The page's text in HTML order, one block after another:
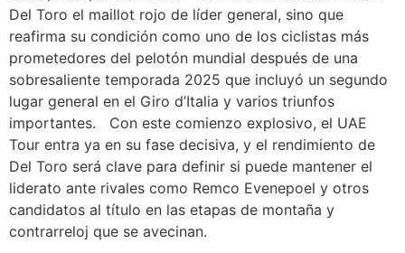
Del Toro el maillot rojo de líder general, sino que
reafirma su condición como uno de los ciclistas más
prometedores del pelotón mundial después de una
sobresaliente temporada 2025 que incluyó un segundo
lugar general en el Giro d’Italia y varios triunfos
importantes. Con este comienzo explosivo, el UAE
Tour entra ya en su fase decisiva, y el rendimiento de
Del Toro será clave para definir si puede mantener el
liderato ante rivales como Remco Evenepoel y otros
candidatos al título en las etapas de montaña y
contrarreloj que se avecinan.